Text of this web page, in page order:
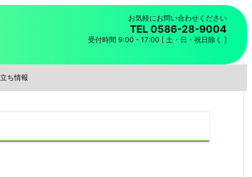
お気軽にお問い合わせください
TEL 0586-28-9004
受付時間 9:00 - 17:00 [ 土・日・祝日除く ]
ち情報